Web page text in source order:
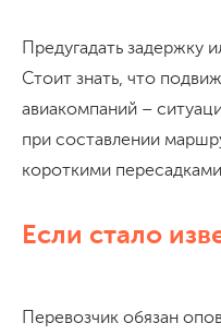
Предугадать задержку
Стоит знать, что
авиакомпаний –
при составлении
короткими
Если стало
Перевозчик обязан